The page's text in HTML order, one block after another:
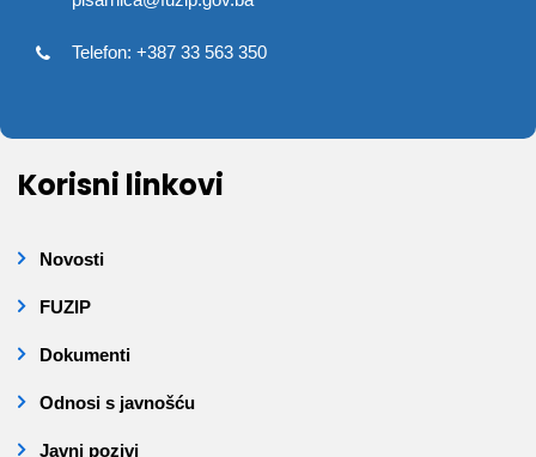
Telefon: +387 33 563 350
Korisni linkovi
Novosti
FUZIP
Dokumenti
Odnosi s javnošću
Javni pozivi